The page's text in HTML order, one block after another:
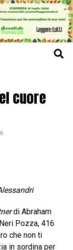
cuore
di Abraham
Pozza, 416
che non ti
in sordina per